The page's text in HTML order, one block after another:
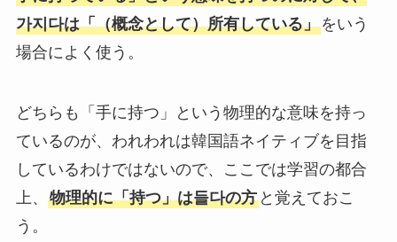
가지다は「（概念として）所有している」をいう
場合によく使う。
どちらも「手に持つ」という物理的な意味を持っ
ているのが、われわれは韓国語ネイティブを目指
しているわけではないので、ここでは学習の都合
上、 物理的に「持つ」は들다の方と覚えておこ
う。